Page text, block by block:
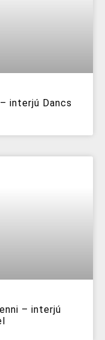
interjú Dancs
– interjú